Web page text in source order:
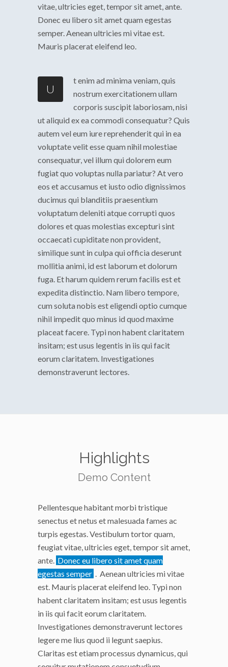
vitae, ultricies eget, tempor sit amet, ante.
Donec eu libero sit amet quam egestas
semper. Aenean ultricies mi vitae est.
Mauris placerat eleifend leo.
U
t enim ad minima veniam, quis
nostrum exercitationem ullam
corporis suscipit laboriosam, nisi
ut aliquid ex ea commodi consequatur? Quis
autem vel eum iure reprehenderit qui in ea
voluptate velit esse quam nihil molestiae
consequatur, vel illum qui dolorem eum
fugiat quo voluptas nulla pariatur? At vero
eos et accusamus et iusto odio dignissimos
ducimus qui blanditiis praesentium
voluptatum deleniti atque corrupti quos
dolores et quas molestias excepturi sint
occaecati cupiditate non provident,
similique sunt in culpa qui officia deserunt
mollitia animi, id est laborum et dolorum
fuga. Et harum quidem rerum facilis est et
expedita distinctio. Nam libero tempore,
cum soluta nobis est eligendi optio cumque
nihil impedit quo minus id quod maxime
placeat facere. Typi non habent claritatem
insitam; est usus legentis in iis qui facit
eorum claritatem. Investigationes
demonstraverunt lectores.
Highlights
Demo Content
Pellentesque habitant morbi tristique
senectus et netus et malesuada fames ac
turpis egestas. Vestibulum tortor quam,
feugiat vitae, ultricies eget, tempor sit amet,
ante. Donec eu libero sit amet quam
egestas semper . Aenean ultricies mi vitae
est. Mauris placerat eleifend leo. Typi non
habent claritatem insitam; est usus legentis
in iis qui facit eorum claritatem.
Investigationes demonstraverunt lectores
legere me lius quod ii legunt saepius.
Claritas est etiam processus dynamicus, qui